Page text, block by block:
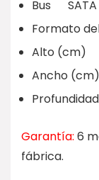
Bus SATA
Formato
Alto
Ancho
Garantía: 6
fábrica.